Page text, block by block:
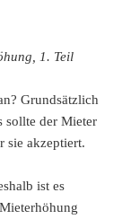
1. Teil
Grundsätzlich
sollte der Mieter
sie akzeptiert.
ist es